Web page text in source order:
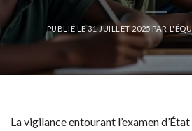
PUBLIÉ LE31 JUILLET 2025 PAR
La vigilance entourant l’examen